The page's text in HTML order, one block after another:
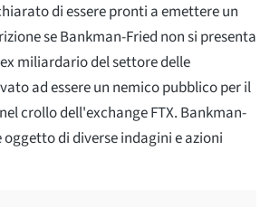
di essere pronti a emettere un
se Bankman-Fried non si presenta
miliardario del settore delle
ad essere un nemico pubblico per il
crollo dell'exchange FTX. Bankman-
di diverse indagini e azioni